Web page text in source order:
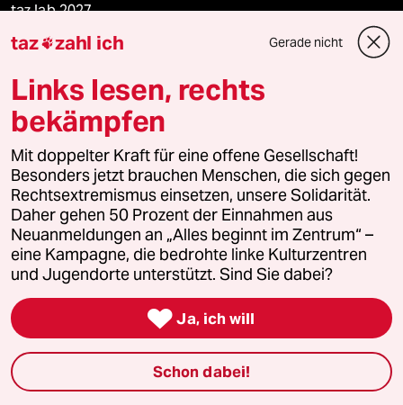
taz lab 2027
Mehr taz Lesestoff
taz Blogs
taz FUTURZWEI
Le Monde diplomatique
taz Archiv
Mehr taz Angebote
taz zahl ich Gerade nicht
Links lesen, rechts
bekämpfen
Mit doppelter Kraft für eine offene Gesellschaft!
Besonders jetzt brauchen Menschen, die sich gegen
Rechtsextremismus einsetzen, unsere Solidarität.
Daher gehen 50 Prozent der Einnahmen aus
Neuanmeldungen an „Alles beginnt im Zentrum“ –
eine Kampagne, die bedrohte linke Kulturzentren
und Jugendorte unterstützt. Sind Sie dabei?
 Ja, ich will
Schon dabei!